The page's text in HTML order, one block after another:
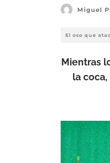
Miguel
El oso que
Mientras
la